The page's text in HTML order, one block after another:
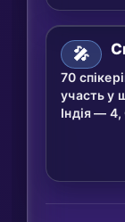
🎤
70
участь у
Індія —